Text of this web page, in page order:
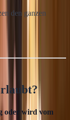
den ganzen
oder wird vom